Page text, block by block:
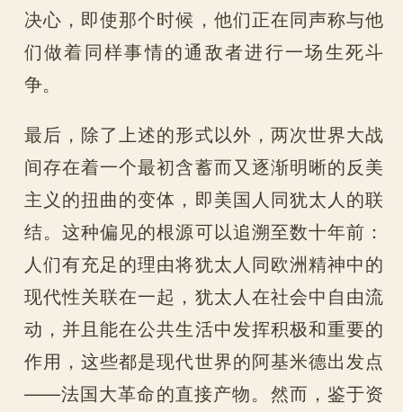
决心，即使那个时候，他们正在同声称与他
们做着同样事情的通敌者进行一场生死斗
争。
最后，除了上述的形式以外，两次世界大战
间存在着一个最初含蓄而又逐渐明晰的反美
主义的扭曲的变体，即美国人同犹太人的联
结。这种偏见的根源可以追溯至数十年前：
人们有充足的理由将犹太人同欧洲精神中的
现代性关联在一起，犹太人在社会中自由流
动，并且能在公共生活中发挥积极和重要的
作用，这些都是现代世界的阿基米德出发点
——法国大革命的直接产物。然而，鉴于资